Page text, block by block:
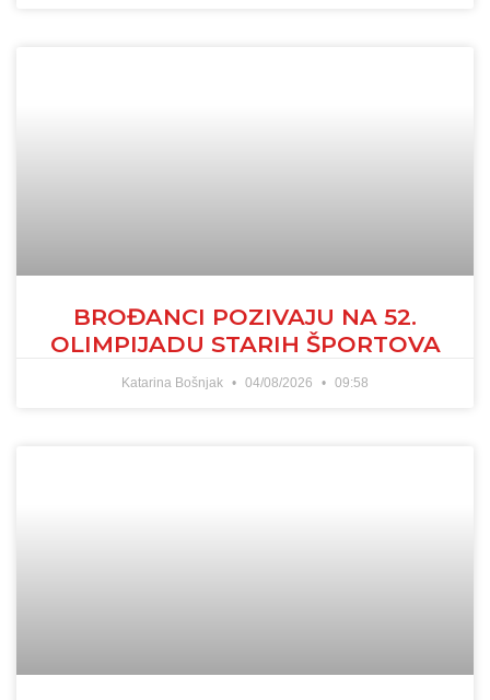
BROĐANCI POZIVAJU NA 52.
OLIMPIJADU STARIH ŠPORTOVA
Katarina Bošnjak 04/08/2026 09:58